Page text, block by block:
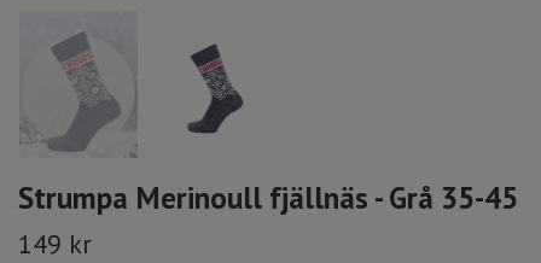
Strumpa Merinoull fjällnäs - Grå 35-45
149 kr